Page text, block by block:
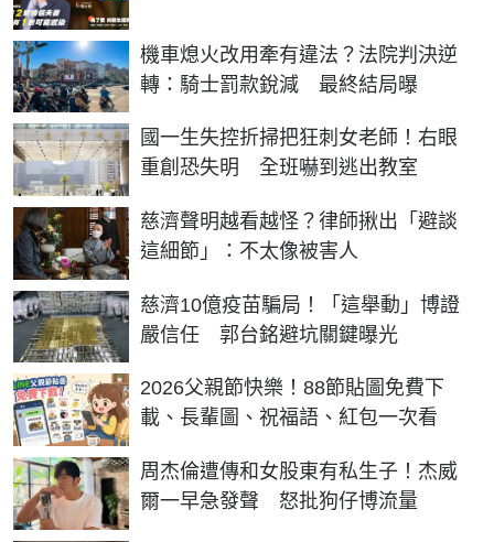
機車熄火改用牽有違法？法院判決逆
轉：騎士罰款銳減 最終結局曝
國一生失控折掃把狂刺女老師！右眼
重創恐失明 全班嚇到逃出教室
慈濟聲明越看越怪？律師揪出「避談
這細節」：不太像被害人
慈濟10億疫苗騙局！「這舉動」博證
嚴信任 郭台銘避坑關鍵曝光
2026父親節快樂！88節貼圖免費下
載、長輩圖、祝福語、紅包一次看
周杰倫遭傳和女股東有私生子！杰威
爾一早急發聲 怒批狗仔博流量